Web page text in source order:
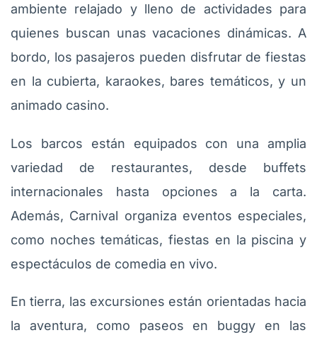
ambiente relajado y lleno de actividades para
quienes buscan unas vacaciones dinámicas. A
bordo, los pasajeros pueden disfrutar de fiestas
en la cubierta, karaokes, bares temáticos, y un
animado casino.
Los barcos están equipados con una amplia
variedad de restaurantes, desde buffets
internacionales hasta opciones a la carta.
Además, Carnival organiza eventos especiales,
como noches temáticas, fiestas en la piscina y
espectáculos de comedia en vivo.
En tierra, las excursiones están orientadas hacia
la aventura, como paseos en buggy en las